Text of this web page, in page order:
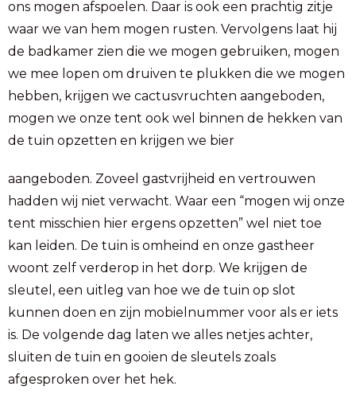
ons mogen afspoelen. Daar is ook een prachtig zitje
waar we van hem mogen rusten. Vervolgens laat hij
de badkamer zien die we mogen gebruiken, mogen
we mee lopen om druiven te plukken die we mogen
hebben, krijgen we cactusvruchten aangeboden,
mogen we onze tent ook wel binnen de hekken van
de tuin opzetten en krijgen we bier
aangeboden. Zoveel gastvrijheid en vertrouwen
hadden wij niet verwacht. Waar een “mogen wij onze
tent misschien hier ergens opzetten” wel niet toe
kan leiden. De tuin is omheind en onze gastheer
woont zelf verderop in het dorp. We krijgen de
sleutel, een uitleg van hoe we de tuin op slot
kunnen doen en zijn mobielnummer voor als er iets
is. De volgende dag laten we alles netjes achter,
sluiten de tuin en gooien de sleutels zoals
afgesproken over het hek.